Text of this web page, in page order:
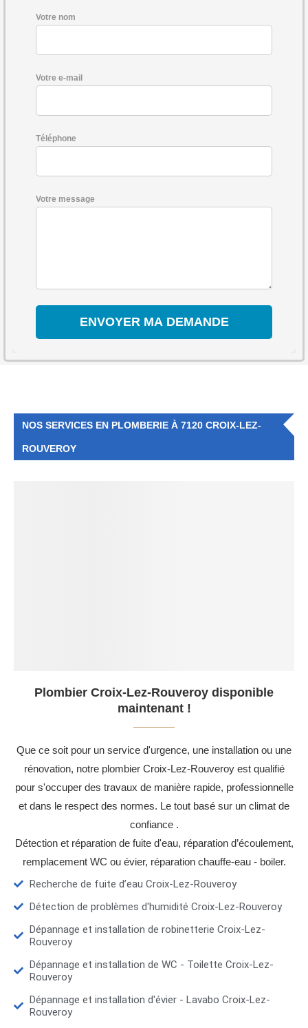
Votre nom
Votre e-mail
Téléphone
Votre message
NOS SERVICES EN PLOMBERIE À 7120 CROIX-LEZ-
ROUVEROY
Plombier Croix-Lez-Rouveroy disponible
maintenant !
Que ce soit pour un service d'urgence, une installation ou une
rénovation, notre plombier Croix-Lez-Rouveroy est qualifié
pour s'occuper des travaux de manière rapide, professionnelle
et dans le respect des normes. Le tout basé sur un climat de
confiance .
Détection et réparation de fuite d'eau, réparation d’écoulement,
remplacement WC ou évier, réparation chauffe-eau - boiler.
Recherche de fuite d’eau Croix-Lez-Rouveroy
Détection de problèmes d'humidité Croix-Lez-Rouveroy
Dépannage et installation de robinetterie Croix-Lez-
Rouveroy
Dépannage et installation de WC - Toilette Croix-Lez-
Rouveroy
Dépannage et installation d'évier - Lavabo Croix-Lez-
Rouveroy